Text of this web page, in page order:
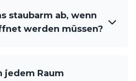
staubarm ab, wenn
werden müssen?
jedem Raum